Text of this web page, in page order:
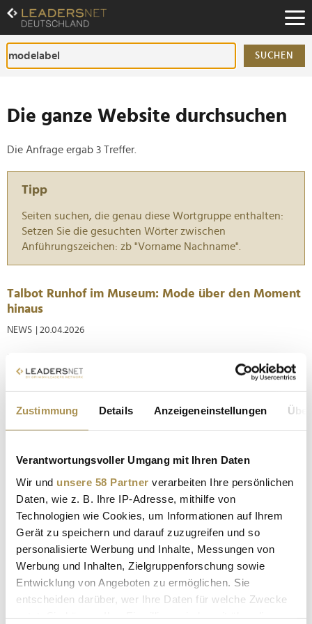
Zustimmung Details Anzeigeneinstellungen
Verantwortungsvoller Umgang mit Ihren Daten
Wir und unsere 58 Partner verarbeiten Ihre persönlichen
Daten, wie z. B. Ihre IP-Adresse, mithilfe von
Technologien wie Cookies, um Informationen auf Ihrem
Gerät zu speichern und darauf zuzugreifen und so
personalisierte Werbung und Inhalte, Messungen von
Werbung und Inhalten, Zielgruppenforschung sowie
Entwicklung von Angeboten zu ermöglichen. Sie
entscheiden darüber, wer Ihre Daten für welche Zwecke
Zum
Inhalt
Zur
Fußzeilen-
Navigation
SUCHEN
Die ganze Website durchsuchen
Die Anfrage ergab 3 Treffer.
Tipp
Seiten suchen, die genau diese Wortgruppe enthalten:
Setzen Sie die gesuchten Wörter zwischen
Anführungszeichen: zb "Vorname Nachname".
Talbot Runhof im Museum: Mode über den Moment
hinaus
NEWS | 20.04.2026
Raffinierte Draperien, minimalistische Schnitte oder
innovative Silhouetten: 25 Shows hat das Münchner
legendären Fashion Week in Paris veranstaltet. Mehr als 100
der dort präsentierten Kleider dienen im tim Augsburg ab
sofort als "kulturelles...
Grace von "Germany's Next Topmodel": Das neue
Gesicht von Intimissimi
NEWS | 22.04.2024
Intimissimi Store auf der belebten Kaufinger Straße in
München der Treffpunkt für GNTM-Fans und Lingerie-
Liebhaber. Der Anlass? Der Launch der neuen "Germany's
Next Topmodel" Kampagne mit Grace als Kampagnengesicht
dieser Saison. Von der...